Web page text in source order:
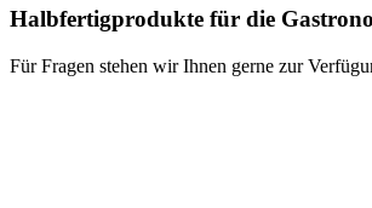
Halbfertigprodukte für die
Für Fragen stehen wir Ihnen gerne zur